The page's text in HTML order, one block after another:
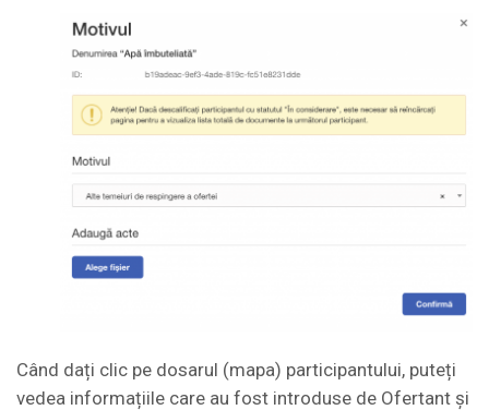
Când dați clic pe dosarul (mapa) participantului, puteți
vedea informațiile care au fost introduse de Ofertant și